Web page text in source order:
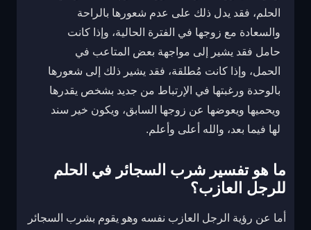
الحلم، فقد يدل ذلك على عدم شعورها بالراحة
والسعادة مع زوجها في الفترة الحالية، وإذا كانت
حامل فقد يشير إلى مواجهة بعض المتاعب في
الحمل، وإذا كانت مُطلقة، فقد يشير ذلك إلى شعورها
بالوحدة ورغبتها في الإرتباط من جديد بشخص يقدرها
ويحميها ويعوضها عن زوجها السابق، ويكون خير سند
لها فيما بعد، والله أعلى وأعلم.
ما هو تفسير شرب السجائر في الحلم
للرجل العازب؟
أما عن رؤية الرجل العازب نفسه وهو يقوم بشرب السجائر